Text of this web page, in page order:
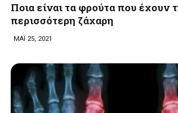
Ποια είναι τα φρούτα που έχουν
περισσότερη ζάχαρη
ΜΑΪ 25, 2021